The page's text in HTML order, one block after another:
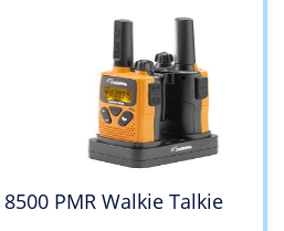
PMR Walkie Talkie